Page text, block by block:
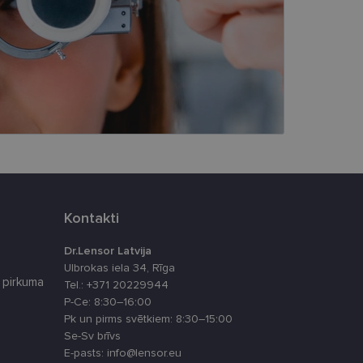
Kontakti
Dr.Lensor Latvija
Ulbrokas iela 34, Rīga
Tel.: +371 20229944
P-Ce: 8:30–16:00
Pk un pirms svētkiem: 8:30–15:00
Se-Sv brīvs
E-pasts: info@lensor.eu
Neklasificētās
iespējas. Šīs
sīkdatnēm
ilgāk kā divus
izmanto, lai
veiktspēju un
Python. Tas
veida
apmeklētāju